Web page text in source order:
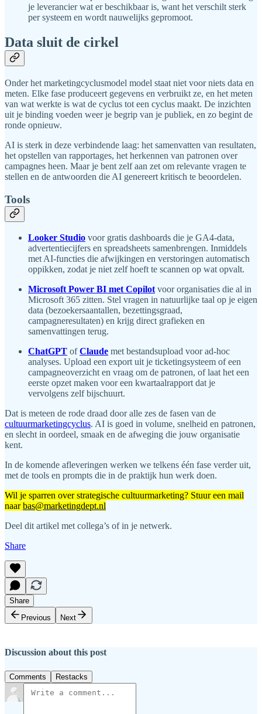
je leverancier wat er beschikbaar is, want het verschilt sterk
per systeem en wordt nauwelijks gepromoot.
Data sluit de cirkel
Onder het marketingcyclusmodel model staat niet voor niets data en
meten. Elke fase produceert gegevens en verbruikt ze, en het meten
van wat werkte is wat de cyclus tot een cyclus maakt. De inzichten
uit je binding voeden weer je begrip van je publiek, en zo begint de
ronde opnieuw.
AI is sterk in deze verbindende laag: het samenvatten van resultaten,
het opstellen van rapportages, het herkennen van patronen over
campagnes heen. Maar je bent zelf aan zet om relevante vragen te
stellen en de antwoorden die AI genereert kritisch te beoordelen.
Tools
Looker Studio voor gratis dashboards die je GA4-data,
advertentiecijfers en spreadsheets samenbrengen. Inmiddels
met AI-functies die afwijkingen en verstoringen automatisch
oppikken, zodat je niet zelf hoeft te scannen op wat opvalt.
Microsoft Power BI met Copilot voor organisaties die al in
Microsoft 365 zitten. Stel vragen in natuurlijke taal op je eigen
data (bezoekersaantallen, bezettingsgraad,
campagneresultaten) en krijg direct grafieken en
samenvattingen terug.
ChatGPT ofClaude met bestandsupload voor ad-hoc
analyses. Upload een export uit je ticketingsysteem of een
campagneoverzicht en vraag om de patronen, of laat het een
eerste opzet maken voor een kwartaalrapport dat je
vervolgens zelf bijschuurt.
Dat is meteen de rode draad door alle zes de fasen van de
cultuurmarketingcyclus. AI is goed in volume, snelheid en patronen,
en slecht in oordeel, smaak en de afweging die jouw organisatie
kent.
In de komende afleveringen werken we telkens één fase verder uit,
met de tools en prompts die in de praktijk hun werk doen.
Wil je sparren over strategische cultuurmarketing? Stuur een mail
naarbas@marketingdept.nl
Deel dit artikel met collega’s of in je netwerk.
Share
Share
Previous
Next
Discussion about this post
Comments Restacks